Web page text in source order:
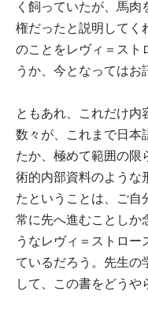
く飼っていたが、馬
権だったと説明してく
のことをレヴィ＝スト
うか、今となってはお
ともあれ、これだけ内
数々が、これまで日本
たか、極めて範囲の限
術的内部資料のような
たということは、ご自
常に先へ進むことしか
うなレヴィ＝ストロー
ているだろう。先生の
して、この書をどうや